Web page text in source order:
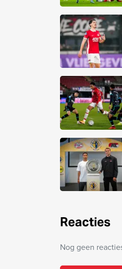
Reacties
Nog geen